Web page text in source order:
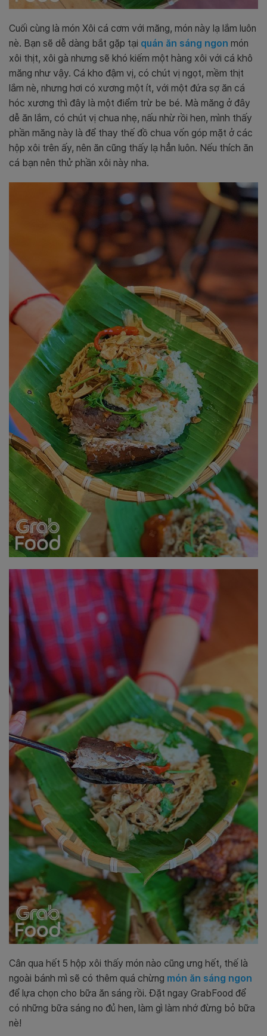
Cuối cùng là món Xôi cá cơm với măng, món này lạ lắm luôn
nè. Bạn sẽ dễ dàng bắt gặp tại quán ăn sáng ngon món
xôi thịt, xôi gà nhưng sẽ khó kiếm một hàng xôi với cá khô
măng như vậy. Cá kho đậm vị, có chút vị ngọt, mềm thịt
lắm nè, nhưng hơi có xương một ít, với một đứa sợ ăn cá
hóc xương thì đây là một điểm trừ be bé. Mà măng ở đây
dễ ăn lắm, có chút vị chua nhẹ, nấu nhừ rồi hen, mình thấy
phần măng này là để thay thế đồ chua vốn góp mặt ở các
hộp xôi trên ấy, nên ăn cũng thấy lạ hẳn luôn. Nếu thích ăn
cá bạn nên thử phần xôi này nha.
Cân qua hết 5 hộp xôi thấy món nào cũng ưng hết, thế là
ngoài bánh mì sẽ có thêm quá chừng món ăn sáng ngon
để lựa chọn cho bữa ăn sáng rồi. Đặt ngay GrabFood để
có những bữa sáng no đủ hen, làm gì làm nhớ đừng bỏ bữa
nè!